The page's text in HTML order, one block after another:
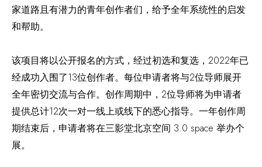
家道路且有潜力的青年创作者们，给予全年系统性的启发
和帮助。
该项目将以公开报名的方式，经过初选和复选，2022年已
经成功入围了13位创作者。每位申请者将与2位导师展开
全年密切交流与合作。创作周期中，2位导师将为申请者
提供总计12次一对一线上或线下的悉心指导。一年创作周
期结束后，申请者将在三影堂北京空间 3.0 space 举办个
展。